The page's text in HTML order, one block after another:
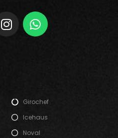
Girochef
Icehaus
Noval